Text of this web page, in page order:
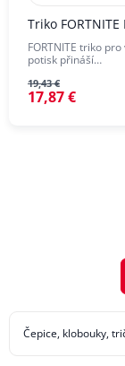
Triko FORTNITE
FORTNITE triko
potisk přináší…
19,43 €
17,87 €
Čepice, klobouky,